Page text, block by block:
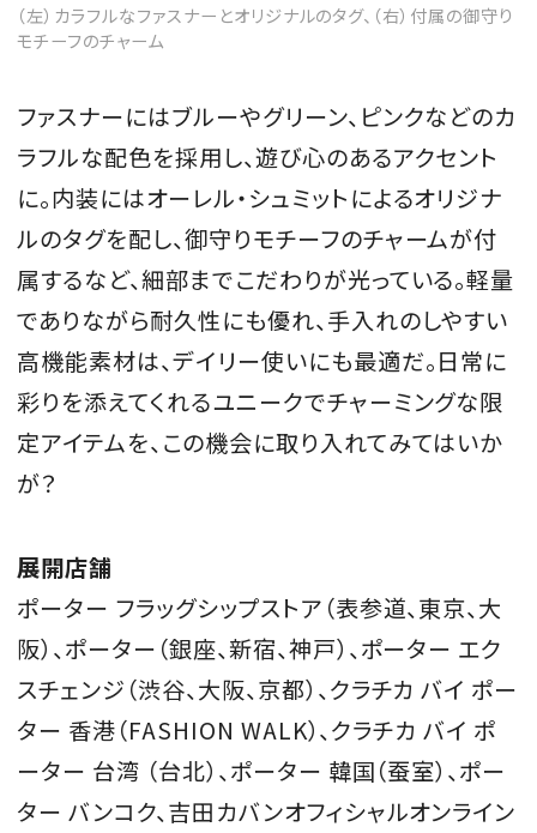
（左）カラフルなファスナーとオリジナルのタグ、（右）付属の御守り
モチーフのチャーム
ファスナーにはブルーやグリーン、ピンクなどのカ
ラフルな配色を採用し、遊び心のあるアクセント
に。内装にはオーレル・シュミットによるオリジナ
ルのタグを配し、御守りモチーフのチャームが付
属するなど、細部までこだわりが光っている。軽量
でありながら耐久性にも優れ、手入れのしやすい
高機能素材は、デイリー使いにも最適だ。日常に
彩りを添えてくれるユニークでチャーミングな限
定アイテムを、この機会に取り入れてみてはいか
が？
展開店舗
ポーター フラッグシップストア（表参道、東京、大
阪）、ポーター（銀座、新宿、神戸）、ポーター エク
スチェンジ（渋谷、大阪、京都）、クラチカ バイ ポー
ター 香港（FASHION WALK）、クラチカ バイ ポ
ーター 台湾 （台北）、ポーター 韓国（蚕室）、ポー
ター バンコク、吉田カバンオフィシャルオンライン